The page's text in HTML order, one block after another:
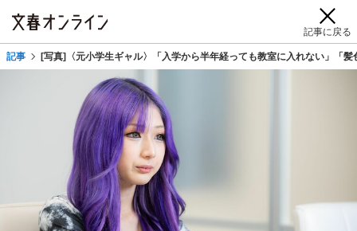
記事に戻る
記事 [写真]〈元小学生ギャル〉「入学から半年経っても教室に入れない」